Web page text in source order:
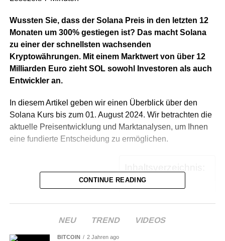
Wussten Sie, dass der Solana Preis in den letzten 12
Monaten um 300% gestiegen ist? Das macht Solana
zu einer der schnellsten wachsenden
Kryptowährungen. Mit einem Marktwert von über 12
Milliarden Euro zieht SOL sowohl Investoren als auch
Entwickler an.
In diesem Artikel geben wir einen Überblick über den
Solana Kurs bis zum 01. August 2024. Wir betrachten die
aktuelle Preisentwicklung und Marktanalysen, um Ihnen
eine fundierte Entscheidung zu ermöglichen.
Der Solana Kurs hat in den letzten 12 Monaten
CONTINUE READING
NEU TREND VIDEOS
BITCOIN 2 Jahren ago